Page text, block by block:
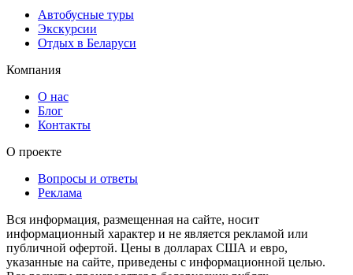
Автобусные туры
Экскурсии
Отдых в Беларуси
Компания
О нас
Блог
Контакты
О проекте
Вопросы и ответы
Реклама
Вся информация, размещенная на сайте, носит
информационный характер и не является рекламой или
публичной офертой. Цены в долларах США и евро,
указанные на сайте, приведены с информационной целью.